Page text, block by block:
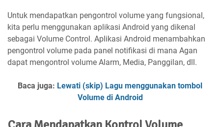
Untuk mendapatkan pengontrol volume yang fungsional,
kita perlu menggunakan aplikasi Android yang dikenal
sebagai Volume Control. Aplikasi Android menambahkan
pengontrol volume pada panel notifikasi di mana Agan
dapat mengontrol volume Alarm, Media, Panggilan, dll.
Baca juga: Lewati (skip) Lagu menggunakan tombol
Volume di Android